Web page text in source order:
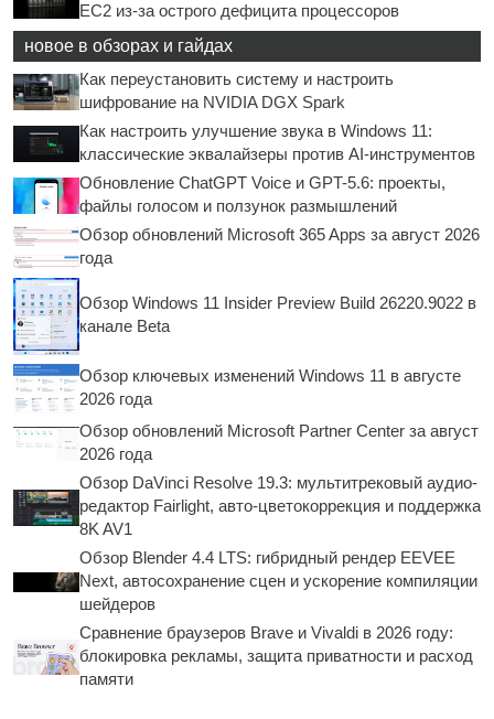
EC2 из-за острого дефицита процессоров
новое в обзорах и гайдах
Как переустановить систему и настроить
шифрование на NVIDIA DGX Spark
Как настроить улучшение звука в Windows 11:
классические эквалайзеры против AI-инструментов
Обновление ChatGPT Voice и GPT-5.6: проекты,
файлы голосом и ползунок размышлений
Обзор обновлений Microsoft 365 Apps за август 2026
года
Обзор Windows 11 Insider Preview Build 26220.9022 в
канале Beta
Обзор ключевых изменений Windows 11 в августе
2026 года
Обзор обновлений Microsoft Partner Center за август
2026 года
Обзор DaVinci Resolve 19.3: мультитрековый аудио-
редактор Fairlight, авто-цветокоррекция и поддержка
8K AV1
Обзор Blender 4.4 LTS: гибридный рендер EEVEE
Next, автосохранение сцен и ускорение компиляции
шейдеров
Сравнение браузеров Brave и Vivaldi в 2026 году:
блокировка рекламы, защита приватности и расход
памяти